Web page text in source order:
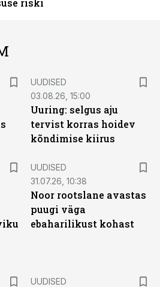
riski
UUDISED
03.08.26, 15:00
Uuring: selgus aju
tervist korras hoidev
kõndimise kiirus
UUDISED
31.07.26, 10:38
Noor rootslane avastas
puugi väga
ebaharilikust kohast
UUDISED